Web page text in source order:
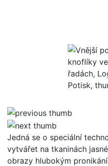
Jedná se o speciální
vytvářet na tkaninách
obrazy hlubokým